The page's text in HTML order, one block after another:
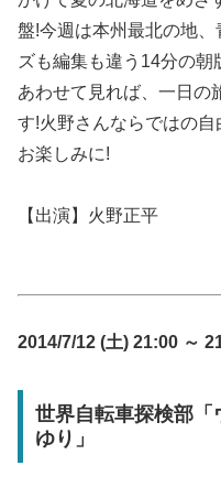
盤!今週は本州最北の地
ズも編集も違う14分の
あわせて見れば、一日の
す!火野さんならではの
お楽しみに!
【出演】火野正平
2014/7/12 (土) 21:00 ～
世界自転車探検部
ゆり」